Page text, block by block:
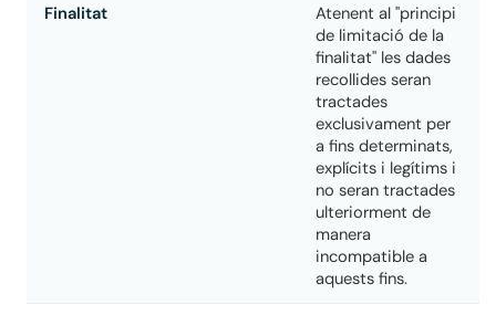
Finalitat
Atenent al "principi
de limitació de la
finalitat" les dades
recollides seran
tractades
exclusivament per
a fins determinats,
explícits i legítims i
no seran tractades
ulteriorment de
manera
incompatible a
aquests fins.